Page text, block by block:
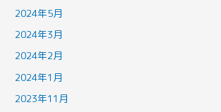
2024年5月
2024年3月
2024年2月
2024年1月
2023年11月